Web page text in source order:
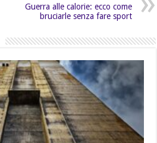
Guerra alle calorie: ecco come
bruciarle senza fare sport